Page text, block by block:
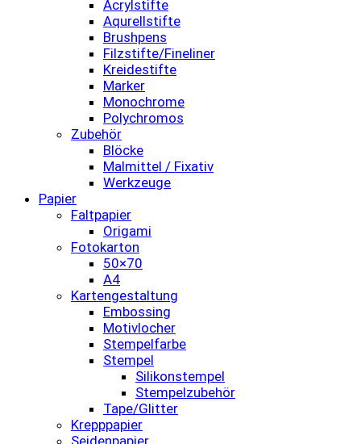
Acrylstifte
Aqurellstifte
Brushpens
Filzstifte/Fineliner
Kreidestifte
Marker
Monochrome
Polychromos
Zubehör
Blöcke
Malmittel / Fixativ
Werkzeuge
Papier
Faltpapier
Origami
Fotokarton
50×70
A4
Kartengestaltung
Embossing
Motivlocher
Stempelfarbe
Stempel
Silikonstempel
Stempelzubehör
Tape/Glitter
Krepppapier
Seidenpapier